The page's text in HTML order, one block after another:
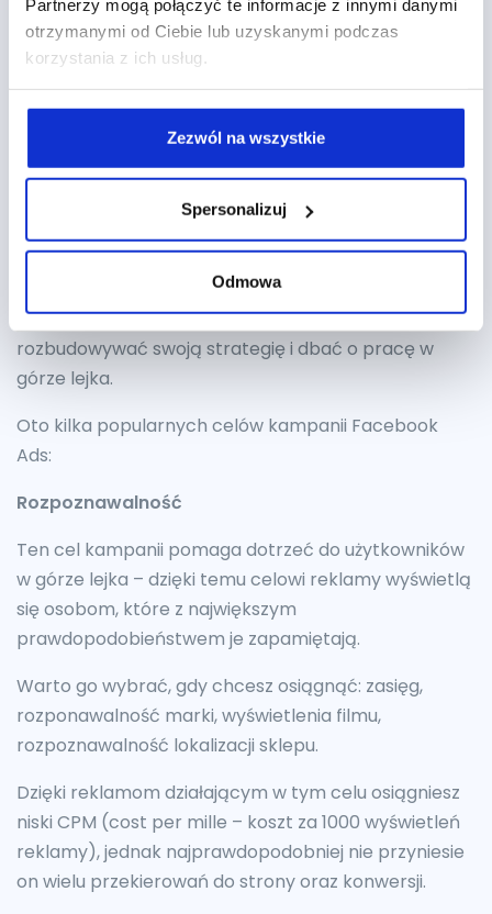
Partnerzy mogą połączyć te informacje z innymi danymi
otrzymanymi od Ciebie lub uzyskanymi podczas
korzystania z ich usług.
Zezwól na wszystkie
Spersonalizuj
Odmowa
reklamową i zwiększyć jej skuteczność.
Jaki cel kampanii wybrać?
Wybór celu kampanii Facebook Ads zależy od
konkretnych celów marketingowych, jakie chcesz
osiągnąć. Meta oferuje różne opcje celów kampanii,
zakupowego i strategii marketingowej.
Reklamowanie sklepu na Facebooku zazwyczaj
zaczyna się od kampanii na konwersje. Warto jednak
rozbudowywać swoją strategię i dbać o pracę w
górze lejka.
Oto kilka popularnych celów kampanii Facebook
Ads:
Rozpoznawalność
Ten cel kampanii pomaga dotrzeć do użytkowników
w górze lejka – dzięki temu celowi reklamy wyświetlą
się osobom, które z największym
prawdopodobieństwem je zapamiętają.
Warto go wybrać, gdy chcesz osiągnąć: zasięg,
rozponawalność marki, wyświetlenia filmu,
rozpoznawalność lokalizacji sklepu.
Dzięki reklamom działającym w tym celu osiągniesz
niski CPM (cost per mille – koszt za 1000 wyświetleń
reklamy), jednak najprawdopodobniej nie przyniesie
on wielu przekierowań do strony oraz konwersji.